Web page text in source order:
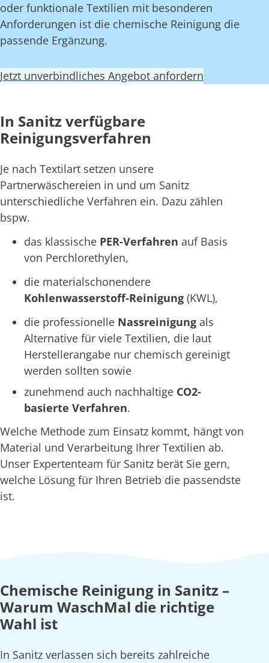
oder funktionale Textilien mit besonderen
Anforderungen ist die chemische Reinigung die
passende Ergänzung.
Jetzt unverbindliches Angebot anfordern
In Sanitz verfügbare
Reinigungsverfahren
Je nach Textilart setzen unsere
Partnerwäschereien in und um Sanitz
unterschiedliche Verfahren ein. Dazu zählen
bspw.
das klassische PER-Verfahren auf Basis
von Perchlorethylen,
die materialschonendere
Kohlenwasserstoff-Reinigung (KWL),
die professionelle Nassreinigung als
Alternative für viele Textilien, die laut
Herstellerangabe nur chemisch gereinigt
werden sollten sowie
zunehmend auch nachhaltige CO2-
basierte Verfahren.
Welche Methode zum Einsatz kommt, hängt von
Material und Verarbeitung Ihrer Textilien ab.
Unser Expertenteam für Sanitz berät Sie gern,
welche Lösung für Ihren Betrieb die passendste
ist.
Chemische Reinigung in Sanitz –
Warum WaschMal die richtige
Wahl ist
In Sanitz verlassen sich bereits zahlreiche